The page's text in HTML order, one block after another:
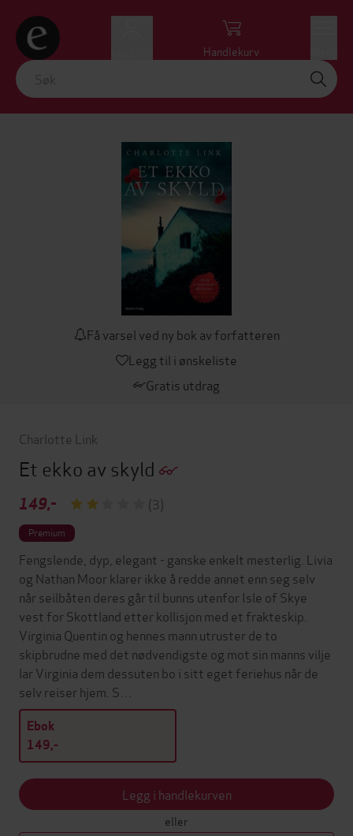
Handlekurv
Få varsel ved ny bok av forfatteren
Legg til i ønskeliste
Gratis utdrag
Charlotte Link
Et ekko av skyld
149,- (3)
Premium
Fengslende, dyp, elegant - ganske enkelt mesterlig. Livia
og Nathan Moor klarer ikke å redde annet enn seg selv
når seilbåten deres går til bunns utenfor Isle of Skye
vest for Skottland etter kollisjon med et frakteskip.
Virginia Quentin og hennes mann utruster de to
skipbrudne med det nødvendigste og mot sin manns vilje
lar Virginia dem dessuten bo i sitt eget feriehus når de
selv reiser hjem. S…
Ebok
149,-
Legg i handlekurven
eller